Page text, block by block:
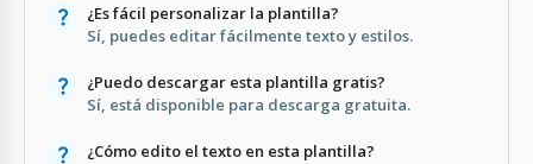
¿Es fácil personalizar la plantilla?
Sí, puedes editar fácilmente texto y estilos.
¿Puedo descargar esta plantilla gratis?
Sí, está disponible para descarga gratuita.
¿Cómo edito el texto en esta plantilla?